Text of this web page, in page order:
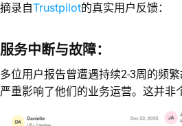
摘录自Trustpilot的真实用户反馈：
服务中断与故障：
多位用户报告曾遭遇持续2-3周的频繁
严重影响了他们的业务运营。这并非